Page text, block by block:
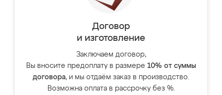
Договор
и изготовление
Заключаем договор,
Вы вносите предоплату в размере 10% от суммы
договора, и мы отдаём заказ в производство.
Возможна оплата в рассрочку без %.